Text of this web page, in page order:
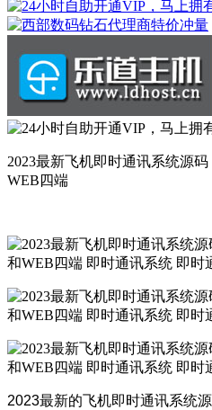
2023最新飞机即时通讯系统源
WEB四端
2023最新的飞机即时通讯系统